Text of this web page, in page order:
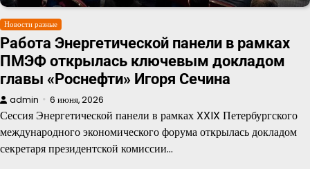
Новости разные
Работа Энергетической панели в рамках
ПМЭФ открылась ключевым докладом
главы «Роснефти» Игоря Сечина
admin 6 июня, 2026
Сессия Энергетической панели в рамках XXIX Петербургского
международного экономического форума открылась докладом
секретаря президентской комиссии…